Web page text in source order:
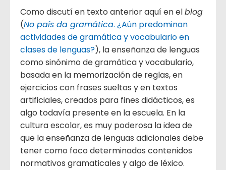
Como discutí en texto anterior aquí en elblog
(No país da gramática. ¿Aún predominan
actividades de gramática y vocabulario en
clases de lenguas?), la enseñanza de lenguas
como sinónimo de gramática y vocabulario,
basada en la memorización de reglas, en
ejercicios con frases sueltas y en textos
artificiales, creados para fines didácticos, es
algo todavía presente en la escuela. En la
cultura escolar, es muy poderosa la idea de
que la enseñanza de lenguas adicionales debe
tener como foco determinados contenidos
normativos gramaticales y algo de léxico.